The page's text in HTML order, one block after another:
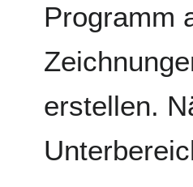
Programm
erstellen.